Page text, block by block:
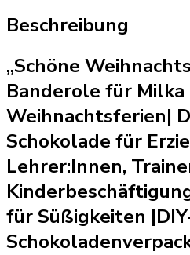
Pralinen
Menge
Beschreibung
„Schöne
Banderole für Milka
Weihnachtsferien|
Schokolade für
Lehrer:Innen,
für Süßigkeiten |